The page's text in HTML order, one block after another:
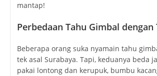
mantap!
Perbedaan Tahu Gimbal dengan
Beberapa orang suka nyamain tahu
tek asal Surabaya. Tapi, keduanya beda
pakai lontong dan kerupuk, bumbu